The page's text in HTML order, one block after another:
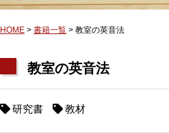
HOME > 書籍一覧 > 教室の英音法
教室の英音法
研究書 教材